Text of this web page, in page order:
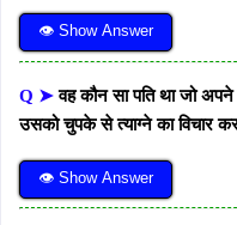
👁 Show Answer
Q ➤वह कौन सा पति था जो अपने
उसको चुपके से त्याग्ने का विचार
👁 Show Answer